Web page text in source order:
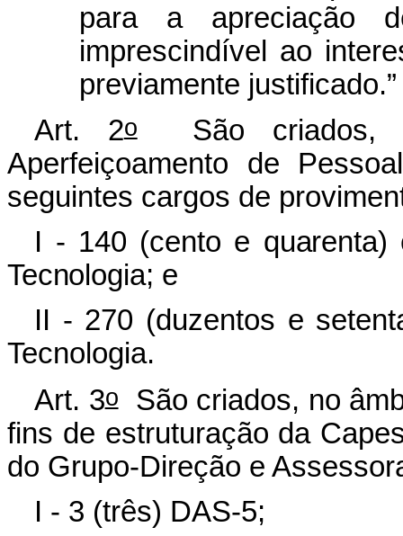
para a apreciação
imprescindível ao
previamente
Art. 2oSão criados,
Aperfeiçoamento de
seguintes cargos de
I - 140 (cento e quarenta)
Tecnologia; e
II - 270 (duzentos e
Tecnologia.
Art. 3oSão criados, no
fins de estruturação da
do Grupo-Direção e
I - 3 (três) DAS-5;